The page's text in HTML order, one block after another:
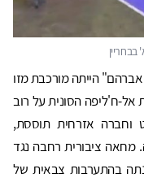
הייתה מורכבת מזו
אל-ח'ליפה הסונית על רוב
וחברה אזרחית תוססת,
מחאה ציבורית רחבה נגד
האביב הערבי ב-2011 נענתה בהתערבות צבאית של